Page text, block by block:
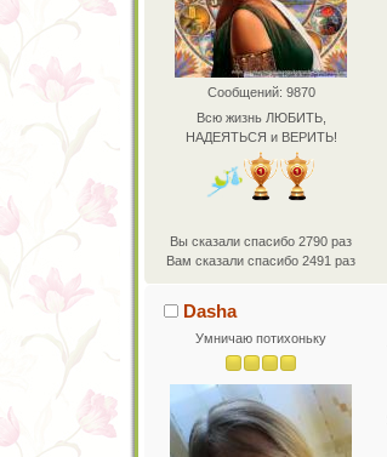
Сообщений: 9870
Всю жизнь ЛЮБИТЬ,
НАДЕЯТЬСЯ и ВЕРИТЬ!
Вы сказали спасибо 2790 раз
Вам сказали спасибо 2491 раз
Dasha
Умничаю потихоньку